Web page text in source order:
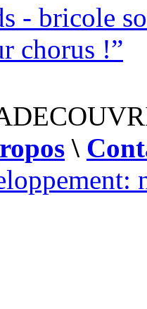
- bricole
chorus !”
\